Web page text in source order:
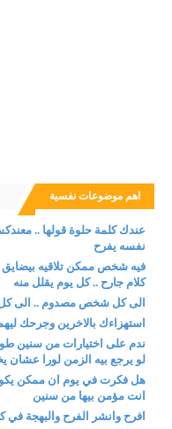
اهم موضوعات نفسية
عندك كلمة حلوة قولها ..
نفسه يفرح
فيه شخص ممكن تلاقيه
كلام جارح .. كل يوم يقلل منه
الى كل شخص مصدوم .. الى
استهزاءك بالاخرين وجرحك
ندم على اختيارات من سنين
لو يرجع بيه الزمن لورا عشان
هل فكرت في يوم ان ممكن
انت مؤمن بيها من سنين
افرح وانشر الفرح والبهجة في